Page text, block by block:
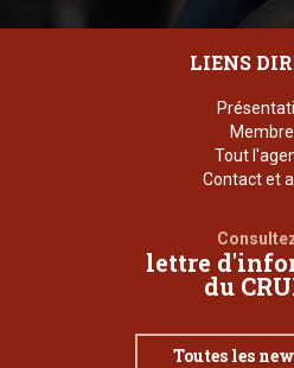
LIENS
Tout
Contact et
lettre
du
Toutes les